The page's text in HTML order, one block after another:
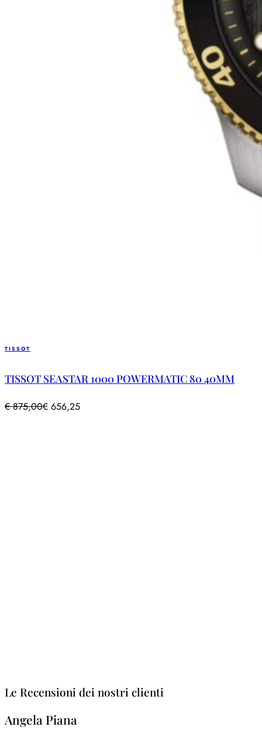
TISSOT
TISSOT SEASTAR 1000 POWERMATIC 80 40MM
€875,00€ 656,25
Le Recensioni dei nostri clienti
Angela Piana